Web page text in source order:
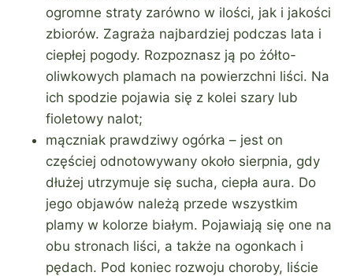
ogromne straty zarówno w ilości, jak i jakości
zbiorów. Zagraża najbardziej podczas lata i
ciepłej pogody. Rozpoznasz ją po żółto-
oliwkowych plamach na powierzchni liści. Na
ich spodzie pojawia się z kolei szary lub
fioletowy nalot;
mączniak prawdziwy ogórka – jest on
częściej odnotowywany około sierpnia, gdy
dłużej utrzymuje się sucha, ciepła aura. Do
jego objawów należą przede wszystkim
plamy w kolorze białym. Pojawiają się one na
obu stronach liści, a także na ogonkach i
pędach. Pod koniec rozwoju choroby, liście